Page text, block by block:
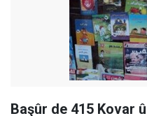
Başûr de 415 Kovar